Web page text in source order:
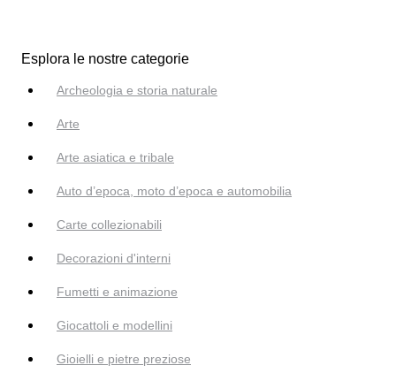
Esplora le nostre categorie
Archeologia e storia naturale
Arte
Arte asiatica e tribale
Auto d’epoca, moto d’epoca e automobilia
Carte collezionabili
Decorazioni d'interni
Fumetti e animazione
Giocattoli e modellini
Gioielli e pietre preziose